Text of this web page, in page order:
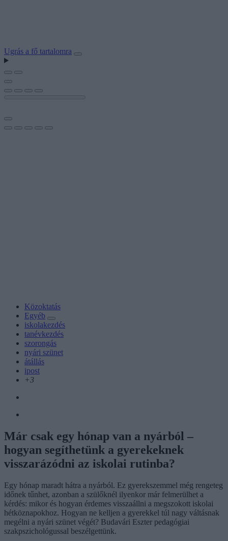
Ugrás a fő tartalomra
Közoktatás
Egyéb
iskolakezdés
tanévkezdés
szorongás
nyári szünet
átállás
ipost
+3
Már csak egy hónap van a nyárból –
hogyan segíthetünk a gyerekeknek
visszarázódni az iskolai rutinba?
Egy hónap maradt hátra a nyárból. Ez gyerekszemmel még rengeteg
időnek tűnhet, azonban a szülőknél ilyenkor már felmerülhet a
kérdés: mikor és hogyan érdemes visszaállni a megszokott iskolai
hétköznapokhoz. Hogyan ne kelljen a gyerekkel túl nagy váltásnak
megélni a nyári szünet végét? Budavári Eszter pedagógiai
szakpszichológussal beszélgettünk.